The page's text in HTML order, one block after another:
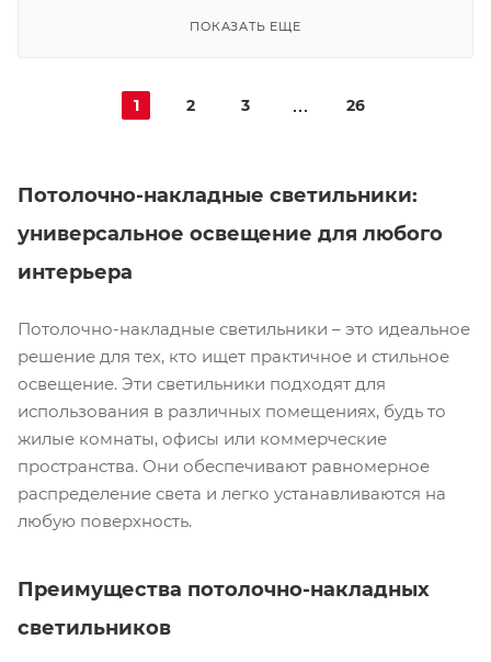
ПОКАЗАТЬ ЕЩЕ
1 2 3 26
Потолочно-накладные светильники:
универсальное освещение для любого
интерьера
Потолочно-накладные светильники – это идеальное
решение для тех, кто ищет практичное и стильное
освещение. Эти светильники подходят для
использования в различных помещениях, будь то
жилые комнаты, офисы или коммерческие
пространства. Они обеспечивают равномерное
распределение света и легко устанавливаются на
любую поверхность.
Преимущества потолочно-накладных
светильников